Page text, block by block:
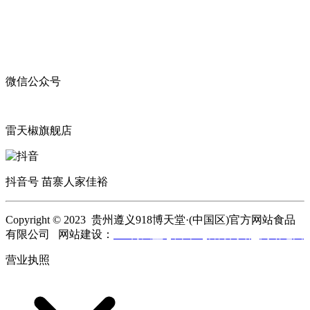
微信公众号
雷天椒旗舰店
抖音号 苗寨人家佳裕
Copyright © 2023 贵州遵义918博天堂·(中国区)官方网站食品
有限公司 网站建设：
营业执照